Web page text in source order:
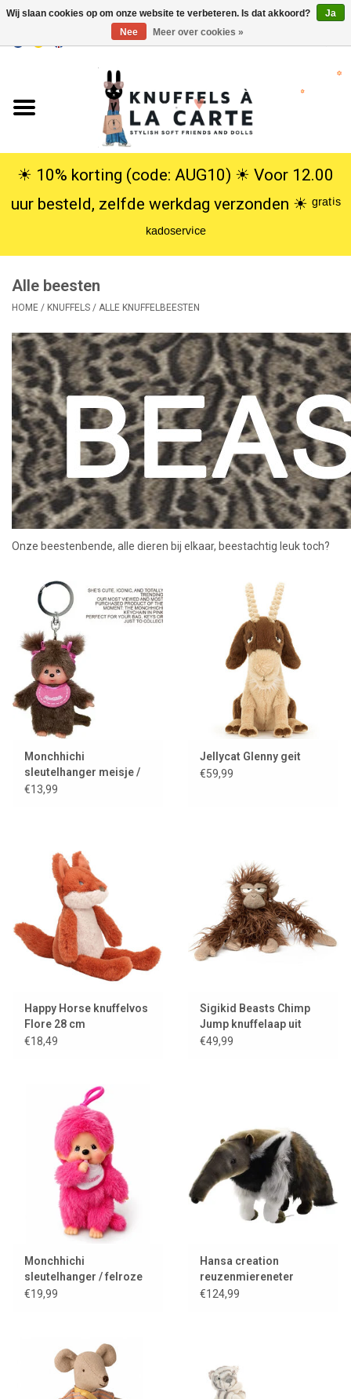
USD
Knuffels
Poppen
SALE
info
Lookbooks
Merken
☀︎ 10% korting (code: AUG10) ☀︎ Voor 12.00
uur besteld, zelfde werkdag verzonden ☀︎ ᵍʳᵃᵗⁱˢ
ᵏᵃᵈᵒˢᵉʳᵛⁱᶜᵉ
Alle beesten
HOME / KNUFFELS / ALLE KNUFFELBEESTEN
Onze beestenbende, alle dieren bij elkaar, beestachtig leuk toch?
Monchhichi
sleutelhanger meisje /
roze
€13,99
Jellycat Glenny geit
€59,99
Happy Horse knuffelvos
Flore 28 cm
€18,49
Sigikid Beasts Chimp
Jump knuffelaap uit
BeastsTown
€49,99
Monchhichi
sleutelhanger / felroze
€19,99
Hansa creation
reuzenmiereneter
€124,99
Wij slaan cookies op om onze website te verbeteren. Is dat akkoord?
Ja
Nee
Meer over cookies »